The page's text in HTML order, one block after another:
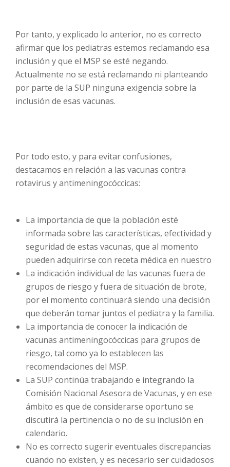
Por tanto, y explicado lo anterior, no es correcto
afirmar que los pediatras estemos reclamando esa
inclusión y que el MSP se esté negando.
Actualmente no se está reclamando ni planteando
por parte de la SUP ninguna exigencia sobre la
inclusión de esas vacunas.
Por todo esto, y para evitar confusiones,
destacamos en relación a las vacunas contra
rotavirus y antimeningocóccicas:
La importancia de que la población esté
informada sobre las características, efectividad y
seguridad de estas vacunas, que al momento
pueden adquirirse con receta médica en nuestro
La indicación individual de las vacunas fuera de
grupos de riesgo y fuera de situación de brote,
por el momento continuará siendo una decisión
que deberán tomar juntos el pediatra y la familia.
La importancia de conocer la indicación de
vacunas antimeningocóccicas para grupos de
riesgo, tal como ya lo establecen las
recomendaciones del MSP.
La SUP continúa trabajando e integrando la
Comisión Nacional Asesora de Vacunas, y en ese
ámbito es que de considerarse oportuno se
discutirá la pertinencia o no de su inclusión en
calendario.
No es correcto sugerir eventuales discrepancias
cuando no existen, y es necesario ser cuidadosos